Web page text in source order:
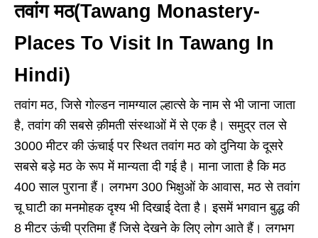
तवांग मठ(Tawang Monastery-
Places To Visit In Tawang In
Hindi)
तवांग मठ, जिसे गोल्डन नामग्याल ल्हात्से के नाम से भी जाना जाता
है, तवांग की सबसे क़ीमती संस्थाओं में से एक है। समुद्र तल से
3000 मीटर की ऊंचाई पर स्थित तवांग मठ को दुनिया के दूसरे
सबसे बड़े मठ के रूप में मान्यता दी गई है। माना जाता है कि मठ
400 साल पुराना हैं। लगभग 300 भिक्षुओं के आवास, मठ से तवांग
चू घाटी का मनमोहक दृश्य भी दिखाई देता है। इसमें भगवान बुद्ध की
8 मीटर ऊंची प्रतिमा हैं जिसे देखने के लिए लोग आते हैं। लगभग